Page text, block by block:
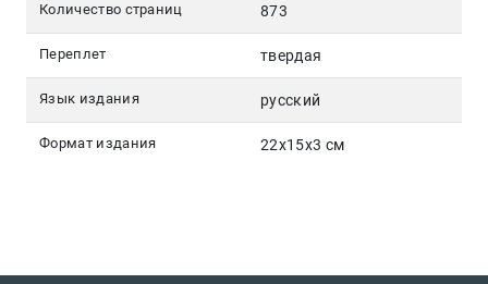
Количество страниц 873
Переплет твердая
Язык издания русский
Формат издания 22x15x3 см